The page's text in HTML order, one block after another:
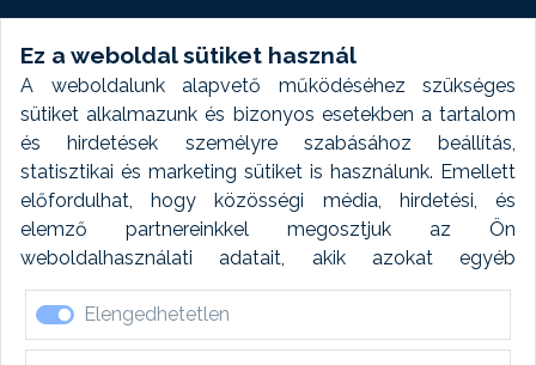
Ez a weboldal sütiket használ
A weboldalunk alapvető működéséhez szükséges
sütiket alkalmazunk és bizonyos esetekben a tartalom
és hirdetések személyre szabásához beállítás,
statisztikai és marketing sütiket is használunk. Emellett
előfordulhat, hogy közösségi média, hirdetési, és
elemző partnereinkkel megosztjuk az Ön
weboldalhasználati adatait, akik azokat egyéb
forrásokból gyűjtött adatokkal kombinálhatják. A sütik
elfogadásával kapcsolatosan naplózást végzünk és
ezen adatokat 6 hónap után automatikusan töröljük. A
Elengedhetetlen
Weboldal modul
Fényképtár extra modul
Autómosó modul
Feladatütemezés